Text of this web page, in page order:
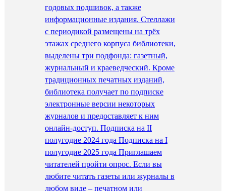
годовых подшивок, а также
информационные издания. Стеллажи
с периодикой размещены на трёх
этажах среднего корпуса библиотеки,
выделены три подфонда: газетный,
журнальный и краеведческий. Кроме
традиционных печатных изданий,
библиотека получает по подписке
электронные версии некоторых
журналов и предоставляет к ним
онлайн-доступ. Подписка на II
полугодие 2024 года Подписка на I
полугодие 2025 года Приглашаем
читателей пройти опрос. Если вы
любите читать газеты или журналы в
любом виде – печатном или